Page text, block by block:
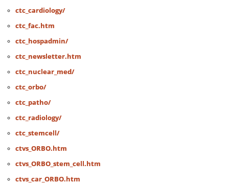
ctc_cardiology/
ctc_fac.htm
ctc_hospadmin/
ctc_newsletter.htm
ctc_nuclear_med/
ctc_orbo/
ctc_patho/
ctc_radiology/
ctc_stemcell/
ctvs_ORBO.htm
ctvs_ORBO_stem_cell.htm
ctvs_car_ORBO.htm